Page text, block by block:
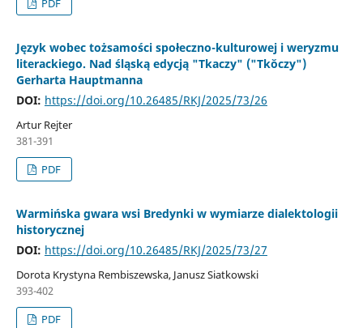
PDF
Język wobec tożsamości społeczno-kulturowej i weryzmu
literackiego. Nad śląską edycją "Tkaczy" ("Tkŏczy")
Gerharta Hauptmanna
DOI: https://doi.org/10.26485/RKJ/2025/73/26
Artur Rejter
381-391
PDF
Warmińska gwara wsi Bredynki w wymiarze dialektologii
historycznej
DOI: https://doi.org/10.26485/RKJ/2025/73/27
Dorota Krystyna Rembiszewska, Janusz Siatkowski
393-402
PDF